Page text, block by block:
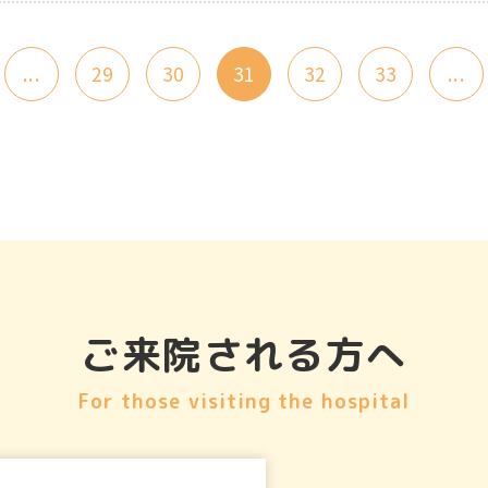
... 29 30 31 32 33 ...
ご来院される方へ
For those visiting the hospital